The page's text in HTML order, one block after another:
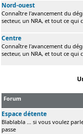
Nord-ouest
Connaître l'avancement du
secteur, un NRA, et tout ce qui
Centre
Connaître l'avancement du
secteur, un NRA, et tout ce qui
Forum
Espace détente
Blablabla ... si vous voulez
passe